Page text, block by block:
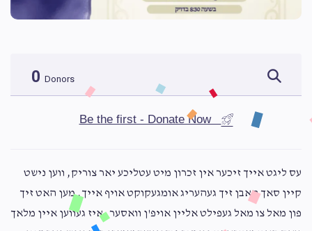
0 Donors
Be the first - Donate Now
עס ליגט אייך זיכער אין זכרון מיט עטליכע יאר צוריק, ווען נישט
קיין סאך האבן זיך געהעריג אומגעקוקט אויף אייך, מען האט זיך
פון מאל צו מאל געפילט אליין אויפ'ן וואסער, איז געווען איין מלאך